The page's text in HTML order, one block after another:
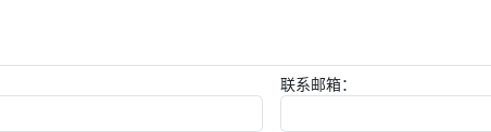
联系邮箱：